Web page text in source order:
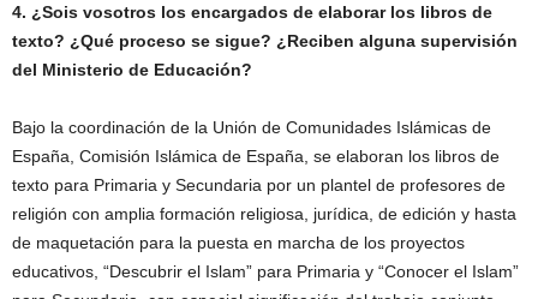
4. ¿Sois vosotros los encargados de elaborar los libros de
texto? ¿Qué proceso se sigue? ¿Reciben alguna supervisión
del Ministerio de Educación?
Bajo la coordinación de la Unión de Comunidades Islámicas de
España, Comisión Islámica de España, se elaboran los libros de
texto para Primaria y Secundaria por un plantel de profesores de
religión con amplia formación religiosa, jurídica, de edición y hasta
de maquetación para la puesta en marcha de los proyectos
educativos, “Descubrir el Islam” para Primaria y “Conocer el Islam”